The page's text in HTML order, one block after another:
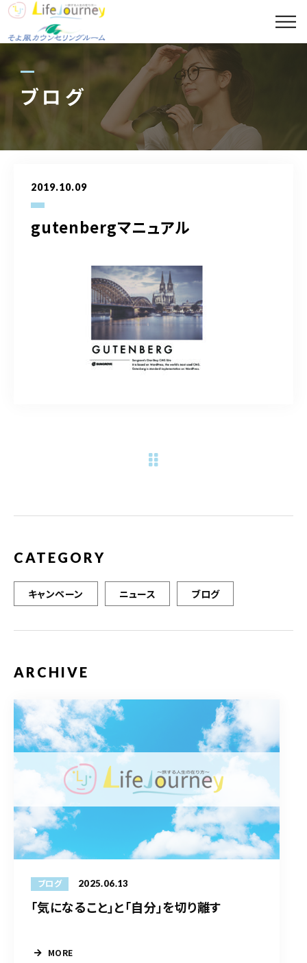
ブログ
2019.10.09
gutenbergマニュアル
CATEGORY
キャンペーン ニュース ブログ
ARCHIVE
ブログ 2025.06.13
「気になること」と「自分」を切り離す
MORE
コンセプト
代表プロフィール
セッションメニュー
ギャラリー
ブログ
ご予約・お問合せはこちら